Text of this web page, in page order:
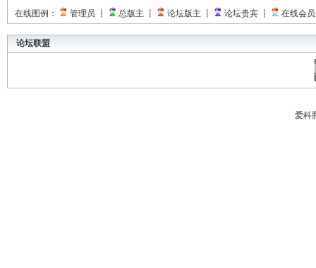
在线图例：
管理员 ┋ 总版主 ┋ 论坛版主 ┋ 论坛贵宾 ┋ 在线会
论坛联盟
爱科